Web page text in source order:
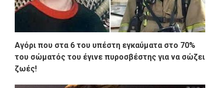
Αγόρι που στα 6 του υπέστη εγκαύματα στο 70%
του σώματός του έγινε πυροσβέστης για να σώζει
ζωές!